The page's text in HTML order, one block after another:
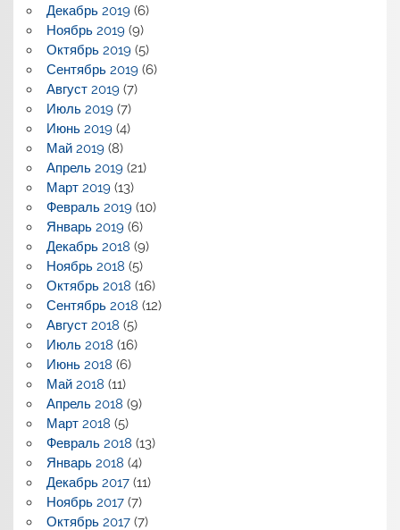
Декабрь 2019(6)
Ноябрь 2019(9)
Октябрь 2019(5)
Сентябрь 2019(6)
Август 2019(7)
Июль 2019(7)
Июнь 2019(4)
Май 2019(8)
Апрель 2019(21)
Март 2019(13)
Февраль 2019(10)
Январь 2019(6)
Декабрь 2018 (9)
Ноябрь 2018 (5)
Октябрь 2018 (16)
Сентябрь 2018 (12)
Август 2018 (5)
Июль 2018 (16)
Июнь 2018 (6)
Май 2018 (11)
Апрель 2018 (9)
Март 2018 (5)
Февраль 2018 (13)
Январь 2018 (4)
Декабрь 2017(11)
Ноябрь 2017(7)
Октябрь 2017(7)